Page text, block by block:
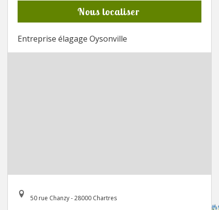
Nous localiser
Entreprise élagage Oysonville
50 rue Chanzy - 28000 Chartres